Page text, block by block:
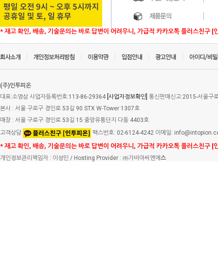
* 재고 확인, 배송, 기술문의는 바로 답변이 어려우니, 가급적 카카오톡 플러스친구 [
(주)인투피온
대표:소영삼 사업자등록번호:113-86-29364 [사업자정보확인] 통신판매신고:2015-서울구
본사 : 서울 구로구 경인로 53길 90 STX W-Tower 1307호
매장 : 서울 구로구 경인로 53길 15 중앙유통단지 다동 4403호
고객상담
팩스번호: 02-6124-4242 이메일:
* 재고 확인, 배송, 기술문의는 바로 답변이 어려우니, 가급적 카카오톡 플러스친구 [
개인정보관리책임자 : 이성민 / Hosting Provider : ㈜가비아씨엔에 스